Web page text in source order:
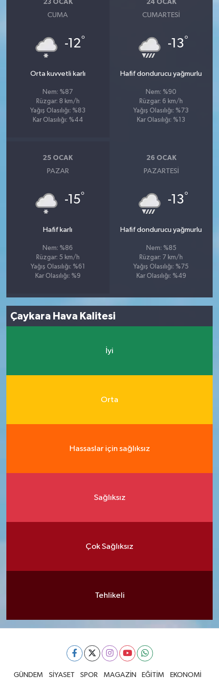
23 OCAK
CUMA
-12°
Orta kuvvetli karlı
Nem: %87
Rüzgar: 8 km/h
Yağış Olasılığı: %83
Kar Olasılığı: %44
24 OCAK
CUMARTESI
-13°
Hafif dondurucu yağmurlu
Nem: %90
Rüzgar: 6 km/h
Yağış Olasılığı: %73
Kar Olasılığı: %13
25 OCAK
PAZAR
-15°
Hafif karlı
Nem: %86
Rüzgar: 5 km/h
Yağış Olasılığı: %61
Kar Olasılığı: %9
26 OCAK
PAZARTESI
-13°
Hafif dondurucu yağmurlu
Nem: %85
Rüzgar: 7 km/h
Yağış Olasılığı: %75
Kar Olasılığı: %49
Çaykara Hava Kalitesi
İyi
Orta
Hassaslar için sağlıksız
Sağlıksız
Çok Sağlıksız
Tehlikeli
GÜNDEM SİYASET SPOR MAGAZİN EĞİTİM
EKONOMİ